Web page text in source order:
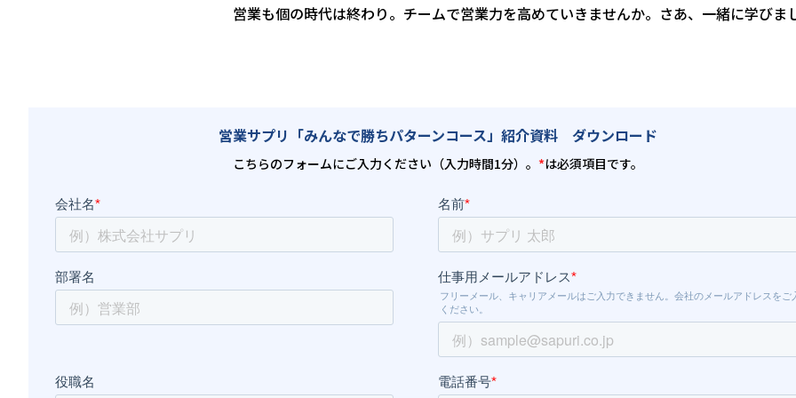
営業も個の時代は終わり。チームで営業力を高めていきませんか。さあ、一緒に学びま
営業サプリ「みんなで勝ちパターンコース」紹介資料 ダウンロード
こちらのフォームにご入力ください（入力時間1分）。 *は必須項目です。